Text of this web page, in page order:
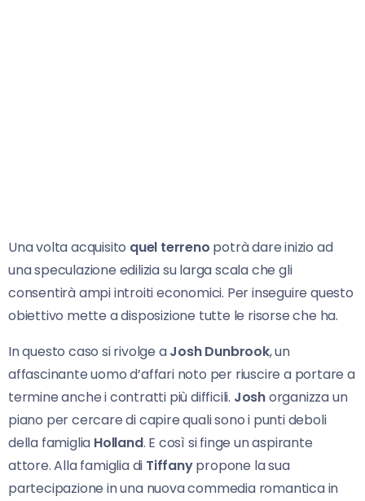
Una volta acquisito quel terreno potrà dare inizio ad
una speculazione edilizia su larga scala che gli
consentirà ampi introiti economici. Per inseguire questo
obiettivo mette a disposizione tutte le risorse che ha.
In questo caso si rivolge aJosh Dunbrook, un
affascinante uomo d’affari noto per riuscire a portare a
termine anche i contratti più difficili. Joshorganizza un
piano per cercare di capire quali sono i punti deboli
della famiglia Holland. E così si finge un aspirante
attore. Alla famiglia di Tiffanypropone la sua
partecipazione in una nuova commedia romantica in